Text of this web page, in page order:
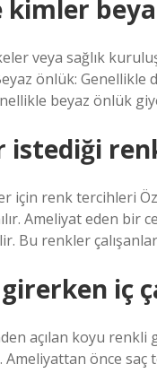
kimler
veya sağlık
önlük:
beyaz önlük
istediği
için renk tercihleri
Ameliyat eden
Bu renkler
iç
açılan koyu
Ameliyattan önce